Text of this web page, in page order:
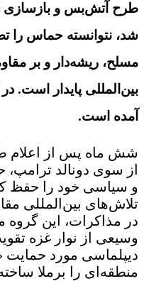
طرح آتش‌بس و بازسازی
شد، نتوانسته حماس را
مسلح، ریشه‌دار و بر
بین‌المللی پایدار است.
آمده است.
شش ماه پس از اعلام
از سوی دونالد
و سیاسی خود را حفظ
تلاش‌های بین‌المللی
در مذاکرات، این
وسیعی از نوار غزه
دیپلماسی مورد
منطقه‌ای را برملا